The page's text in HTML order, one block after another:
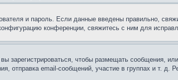
и пароль. Если данные введены правильно,
конференции, свяжитесь с ним для
зарегистрироваться, чтобы размещать сообщения,
email-сообщений, участие в группах и т. д.